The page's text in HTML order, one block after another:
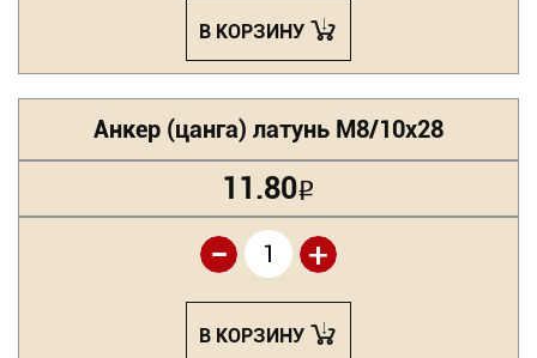
В КОРЗИНУ
Анкер (цанга) латунь М8/10х28
11.80Р
+
-
В КОРЗИНУ